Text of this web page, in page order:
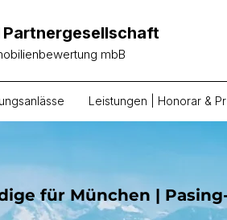
Partnergesellschaft
mbB
Leistungen | Honorar &
fürMünchen |